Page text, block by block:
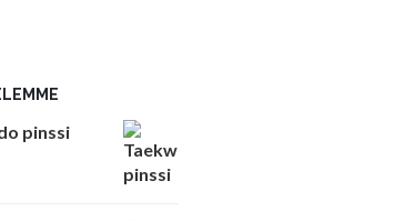
pinssi